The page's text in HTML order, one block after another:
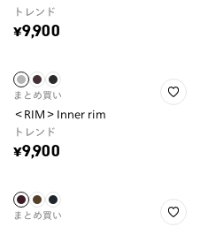
トレンド
¥9,900
まとめ買い
＜RIM＞Inner rim
トレンド
¥9,900
まとめ買い